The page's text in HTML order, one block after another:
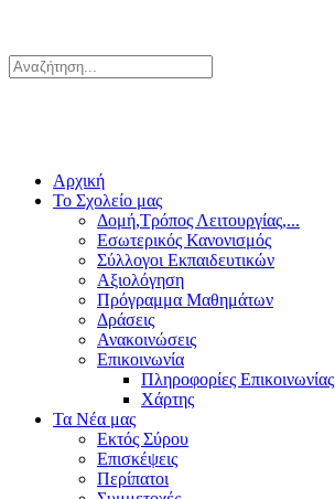
Αρχική
Το Σχολείο μας
Δομή,Τρόπος Λειτουργίας,...
Εσωτερικός Κανονισμός
Σύλλογοι Εκπαιδευτικών
Αξιολόγηση
Πρόγραμμα Μαθημάτων
Δράσεις
Ανακοινώσεις
Επικοινωνία
Πληροφορίες Επικοινωνίας
Χάρτης
Τα Νέα μας
Εκτός Σύρου
Επισκέψεις
Περίπατοι